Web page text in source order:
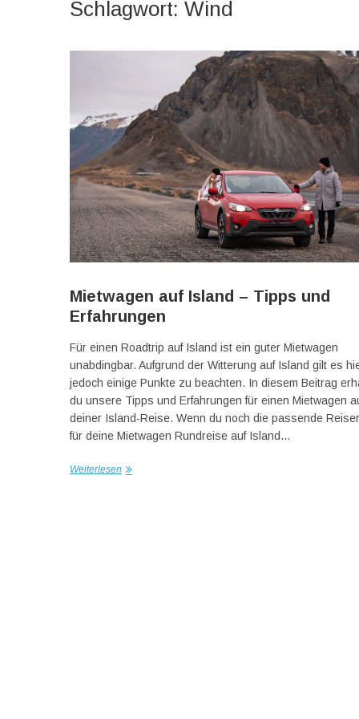
Schlagwort: Wind
Mietwagen auf Island – Tipps und
Erfahrungen
Für einen Roadtrip auf Island ist ein guter Mietwagen
unabdingbar. Aufgrund der Witterung auf Island gilt es
jedoch einige Punkte zu beachten. In diesem Beitrag
du unsere Tipps und Erfahrungen für einen Mietwagen
deiner Island-Reise. Wenn du noch die passende
für deine Mietwagen Rundreise auf Island…
Weiterlesen